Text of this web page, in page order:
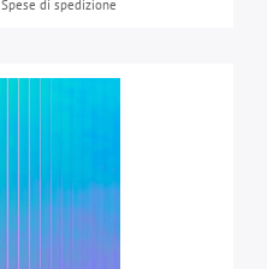
Spese di spedizione